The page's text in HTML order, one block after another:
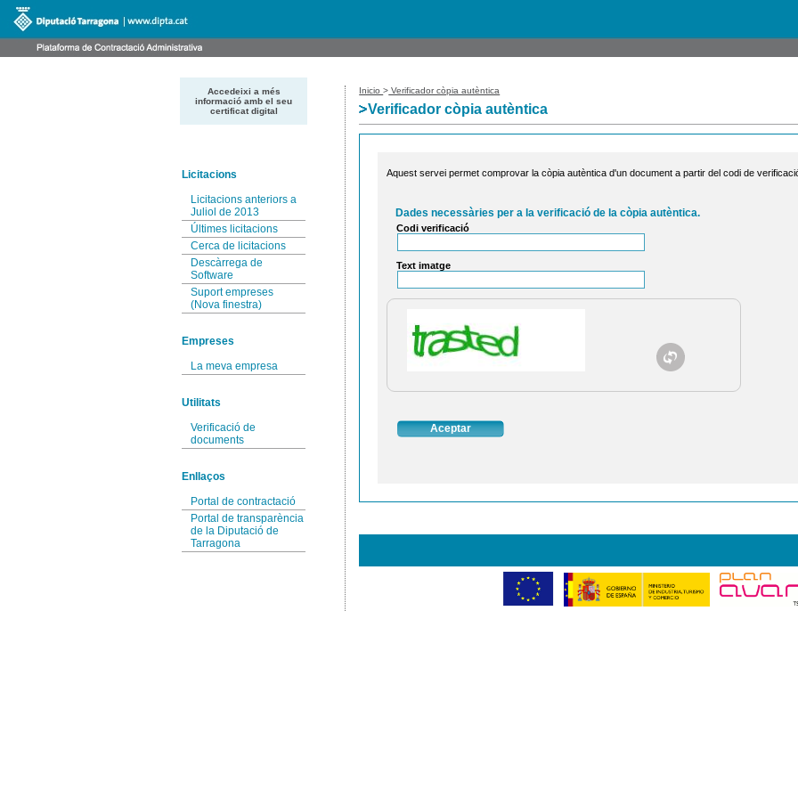
Accedeixi a més
informació amb el seu
certificat digital
Licitacions
Licitacions anteriors a
Juliol de 2013
Últimes licitacions
Cerca de licitacions
Descàrrega de
Software
Suport empreses
(Nova finestra)
Empreses
La meva empresa
Utilitats
Verificació de
documents
Enllaços
Portal de contractació
Portal de transparència
de la Diputació de
Tarragona
Inicio> Verificador còpia autèntica
Verificador còpia autèntica
Aquest servei permet comprovar la còpia autèntica d'un document a partir del codi de
Dades necessàries per a la verificació de la còpia autèntica.
Codi verificació
Text imatge